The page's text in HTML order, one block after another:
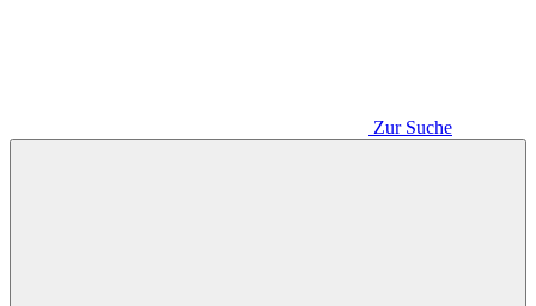
Zur Suche